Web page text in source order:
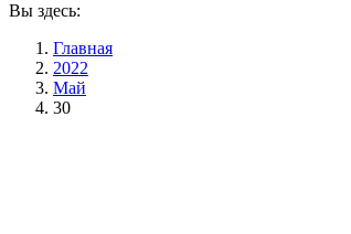
Вы здесь:
Главная
2022
Май
30